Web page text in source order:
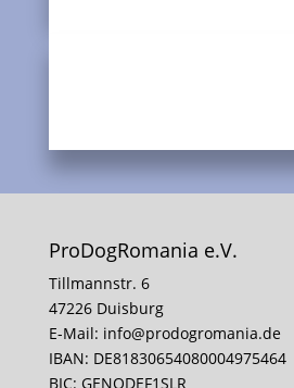
ProDogRomania e.V.
Tillmannstr. 6
47226 Duisburg
E-Mail: info@prodogromania.de
IBAN: DE81830654080004975464
BIC: GENODEF1SLR